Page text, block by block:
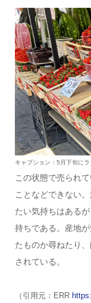
キャプション：5月下旬に
この状態で売られ
ことなどできない
たい気持ちはある
持ちである。産地
たものか尋ねたり
されている。
（引用元：ERR